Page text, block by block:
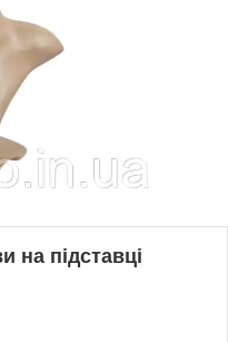
на підставці